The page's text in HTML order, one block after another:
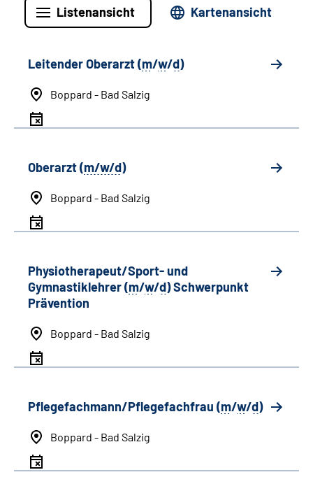
Listenansicht Kartenansicht
Leitender Oberarzt (m/w/d)
Boppard - Bad Salzig
Oberarzt (m/w/d)
Boppard - Bad Salzig
Physiotherapeut/Sport- und
Gymnastiklehrer (m/w/d) Schwerpunkt
Prävention
Boppard - Bad Salzig
Pflegefachmann/Pflegefachfrau (m/w/d)
Boppard - Bad Salzig